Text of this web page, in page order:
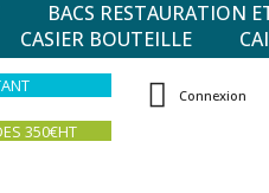
BACS RESTAURATION
CASIER BOUTEILLE
350€HT
Connexion